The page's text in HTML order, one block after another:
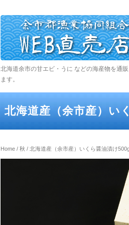
北海道余市の甘エビ・うに などの海産物を通
ます。
北海道産（余市産）い
Home / 秋 / 北海道産（余市産）いくら醤油漬け